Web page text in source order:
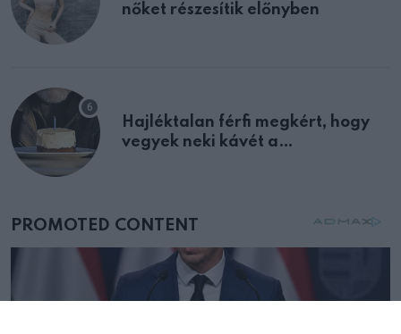
nőket részesítik előnyben
Hajléktalan férfi megkért, hogy
vegyek neki kávét a